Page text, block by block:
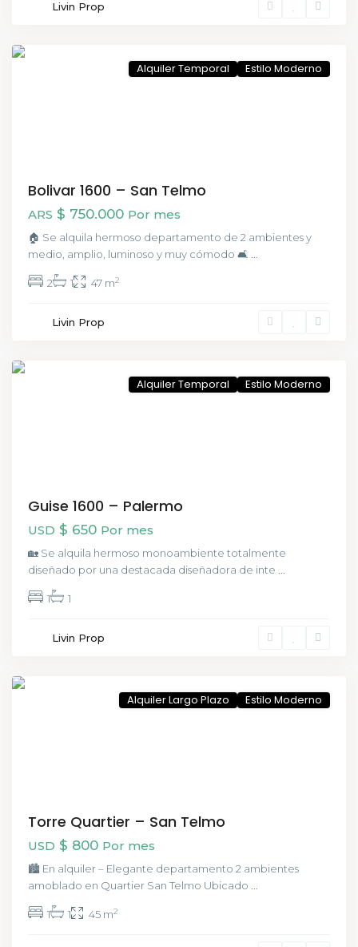
Livin Prop
Alquiler Temporal Estilo Moderno
Bolivar 1600 – San Telmo
ARS $ 750.000 Por mes
🏠 Se alquila hermoso departamento de 2 ambientes y
medio, amplio, luminoso y muy cómodo 🛋️
2 1 47 m2
Livin Prop
Alquiler Temporal Estilo Moderno
Guise 1600 – Palermo
USD $ 650 Por mes
🏡 Se alquila hermoso monoambiente totalmente
diseñado por una destacada diseñadora de inte
1 1
Livin Prop
Alquiler Largo Plazo Estilo Moderno
Torre Quartier – San Telmo
USD $ 800 Por mes
🏙️ En alquiler – Elegante departamento 2 ambientes
amoblado en Quartier San Telmo Ubicado
1 1 45 m2